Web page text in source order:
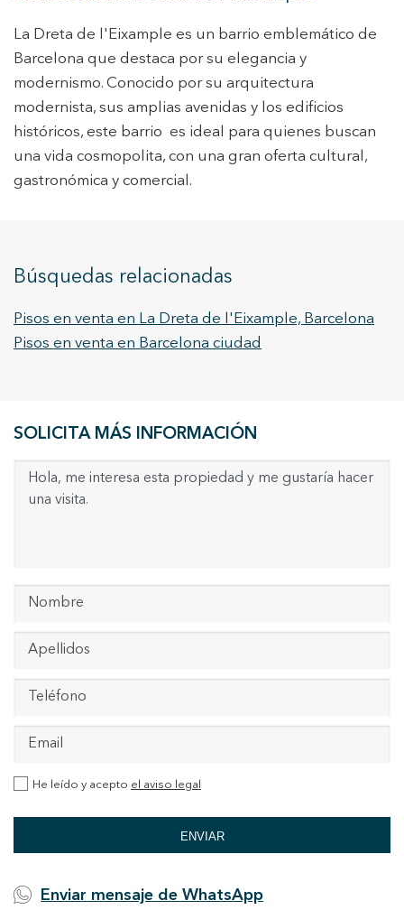
La Dreta de l'Eixample es un barrio emblemático de
Barcelona que destaca por su elegancia y
modernismo. Conocido por su arquitectura
modernista, sus amplias avenidas y los edificios
históricos, este barrio es ideal para quienes buscan
una vida cosmopolita, con una gran oferta cultural,
gastronómica y comercial.
Búsquedas relacionadas
Pisos en venta en La Dreta de l'Eixample, Barcelona
Pisos en venta en Barcelona ciudad
SOLICITA MÁS INFORMACIÓN
He leído y acepto el aviso legal
ENVIAR
Enviar mensaje de WhatsApp